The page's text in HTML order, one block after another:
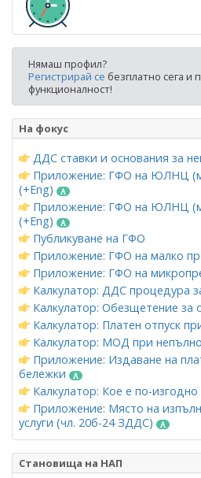
Нямаш профил?
Регистрирай се безплатно сега и
функционалност!
На фокус
ДДС ставки и основания за
Приложение: ГФО на ЮЛНЦ
(+Eng)
Приложение: ГФО на ЮЛНЦ
(+Eng)
Публикуване на ГФО
Приложение: ГФО на малко
Приложение: ГФО на
Калкулатор: ДДС процедура
Калкулатор: Обезщетение за
Калкулатор: Платен отпуск
Калкулатор: МОД при
Приложение: Издаване на
бележки
Калкулатор: Кое е по-
Приложение: Място на
услуги (чл. 20б-24 ЗДДС)
Становища на НАП